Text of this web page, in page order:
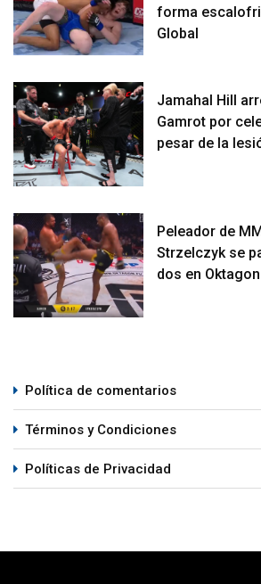
forma
Global
Jamahal Hill
Gamrot por
pesar de la
Peleador de
Strzelczyk se
dos en
Política de comentarios
Términos y Condiciones
Políticas de Privacidad